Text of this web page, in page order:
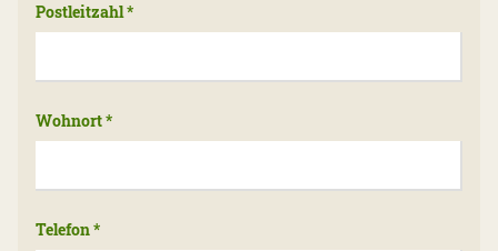
Postleitzahl*
Wohnort*
Telefon*